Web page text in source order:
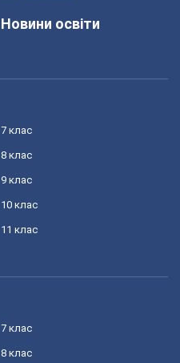
Новини освіти
7 клас
8 клас
9 клас
10 клас
11 клас
7 клас
8 клас